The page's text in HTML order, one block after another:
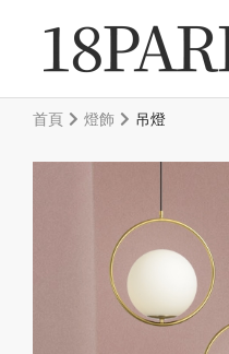
首頁 燈飾 吊燈